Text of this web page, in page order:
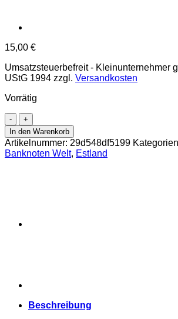
15,00 €
Umsatzsteuerbefreit - Kleinunternehmer
UStG 1994 zzgl. Versandkosten
Vorrätig
Estland
-
50
Krooni
1994
In den Warenkorb
Artikelnummer: 29d548df5199
Banknoten Welt, Estland
Beschreibung